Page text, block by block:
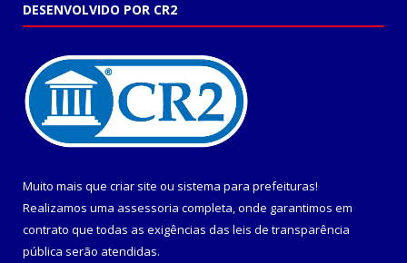
DESENVOLVIDO POR CR2
Muito mais que criar site ou sistema para prefeituras!
Realizamos uma assessoria completa, onde garantimos em
contrato que todas as exigências das leis de transparência
pública serão atendidas.